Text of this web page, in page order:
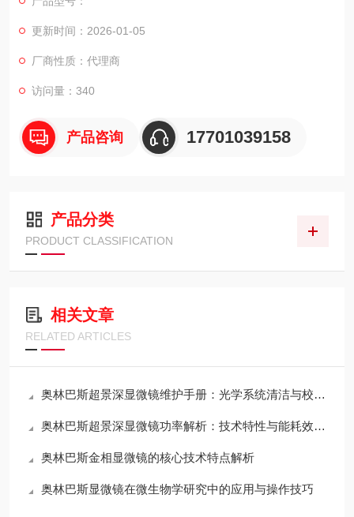
域微观检测的实用设备。
更新时间：2026-01-05
厂商性质：代理商
访问量：340
产品咨询 17701039158
产品分类
PRODUCT CLASSIFICATION
相关文章
RELATED ARTICLES
奥林巴斯超景深显微镜维护手册：光学系统清洁与校准全流程
奥林巴斯超景深显微镜功率解析：技术特性与能耗效率的平衡
奥林巴斯金相显微镜的核心技术特点解析
奥林巴斯显微镜在微生物学研究中的应用与操作技巧